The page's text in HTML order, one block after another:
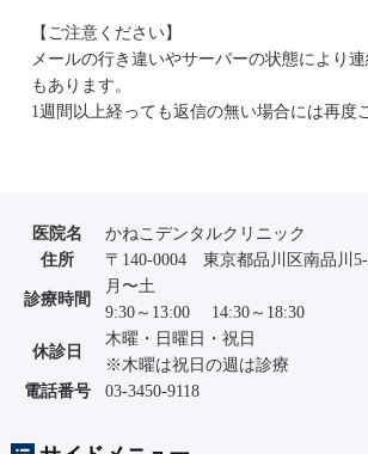
アクセス
【ご注意ください】
メールの行き違いやサーバーの状態により
もあります。
1週間以上経っても返信の無い場合には再度
医院名
かねこデンタルクリニック
住所
〒140-0004 東京都品川区南品川
診療時間
月〜土
9:30～13:00 14:30～18:30
休診日
木曜・日曜日・祝日
※木曜は祝日の週は診療
電話番号
03-3450-9118